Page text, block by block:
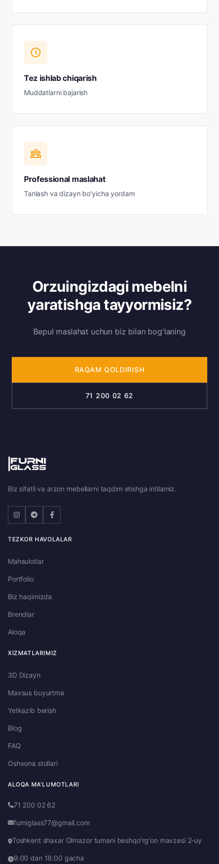
Tez ishlab chiqarish
Muddatlarni bajarish
Professional maslahat
Tanlash va dizayn bo'yicha yordam
Orzuingizdagi mebelni
yaratishga tayyormisiz?
Bepul maslahat uchun biz bilan bog'laning
RAQAM QOLDIRISH
71 200 02 62
Biz sifatli va arzon mebellarni taqdim etishga intilamiz.
TEZKOR HAVOLALAR
Mahsulotlar
Portfolio
Biz haqimizda
Brendlar
Aloqa
XIZMATLARIMIZ
3D Dizayn
Maxsus buyurtma
Yetkazib berish
Blog
FAQ
Oshxona stollari
ALOQA MA'LUMOTLARI
71 200 02 62
furniglass77@gmail.com
Toshkent shaxar Olmazor tumani beshqo'rg'on mavzesi 2-uy
9:00 dan 18:00 gacha